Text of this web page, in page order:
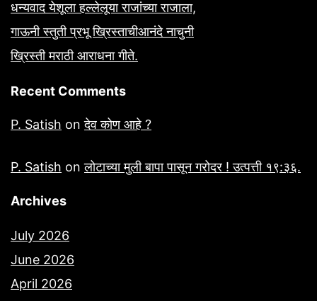
धन्यवाद येशूला हल्लेलूया राजांच्या राजाला,
गाऊनी स्तुती प्रभू ख्रिस्ताचीआनंदे नाचुनी
ख्रिस्ती मराठी आराधना गीते.
Recent Comments
P. Satish onदेव कोण आहे ?
P. Satish onलोटाच्या मुली बापा पासून गरोदर ! उत्पत्ती १९:३६.
Archives
July 2026
June 2026
April 2026